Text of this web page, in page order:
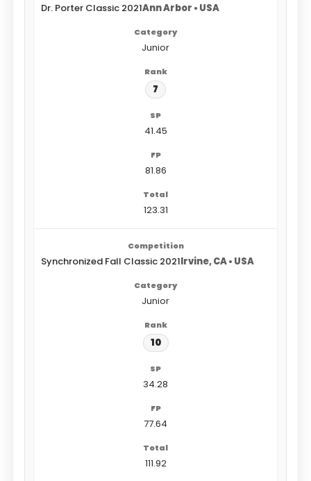
Dr. Porter Classic 2021Ann Arbor • USA
Junior
7
41.45
81.86
123.31
Synchronized Fall Classic 2021Irvine, CA • USA
Junior
10
34.28
77.64
111.92